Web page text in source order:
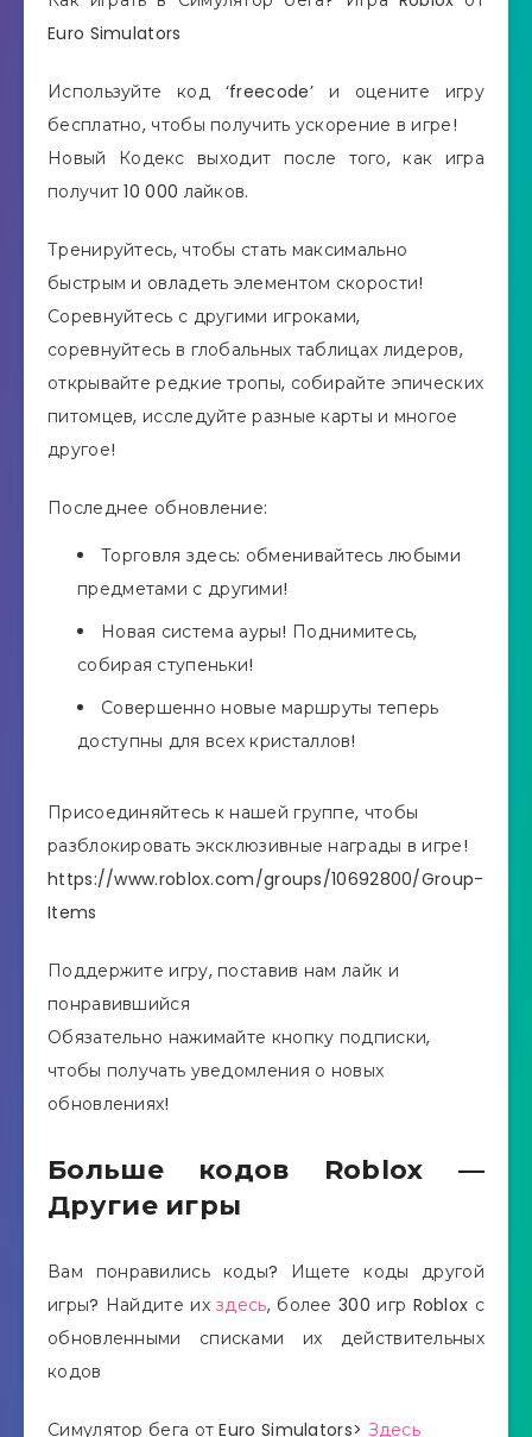
Euro Simulators
Используйте код ‘freecode’ и оцените игру
бесплатно, чтобы получить ускорение в игре!
Новый Кодекс выходит после того, как игра
получит 10 000 лайков.
Тренируйтесь, чтобы стать максимально
быстрым и овладеть элементом скорости!
Соревнуйтесь с другими игроками,
соревнуйтесь в глобальных таблицах лидеров,
открывайте редкие тропы, собирайте эпических
питомцев, исследуйте разные карты и многое
другое!
Последнее обновление:
Торговля здесь: обменивайтесь любыми
предметами с другими!
Новая система ауры! Поднимитесь,
собирая ступеньки!
Совершенно новые маршруты теперь
доступны для всех кристаллов!
Присоединяйтесь к нашей группе, чтобы
разблокировать эксклюзивные награды в игре!
https://www.roblox.com/groups/10692800/Group-
Items
Поддержите игру, поставив нам лайк и
понравившийся
Обязательно нажимайте кнопку подписки,
чтобы получать уведомления о новых
обновлениях!
Больше кодов Roblox —
Другие игры
Вам понравились коды? Ищете коды другой
игры? Найдите ихздесь, более 300 игр Roblox с
обновленными списками их действительных
кодов
Симулятор бега от Euro Simulators> Здесь